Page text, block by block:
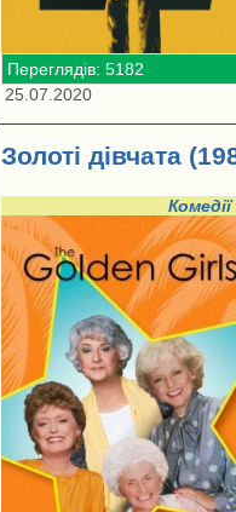
Переглядів: 5182
25.07.2020
Золоті дівчата
Комедії